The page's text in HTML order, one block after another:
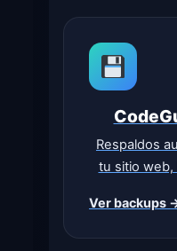
Respaldos
tu sitio web,
Ver backups